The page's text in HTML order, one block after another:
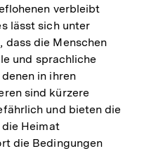
verbleibt
lässt sich unter
dass die Menschen
und sprachliche
in ihren
sind kürzere
und bieten die
Heimat
die Bedingungen